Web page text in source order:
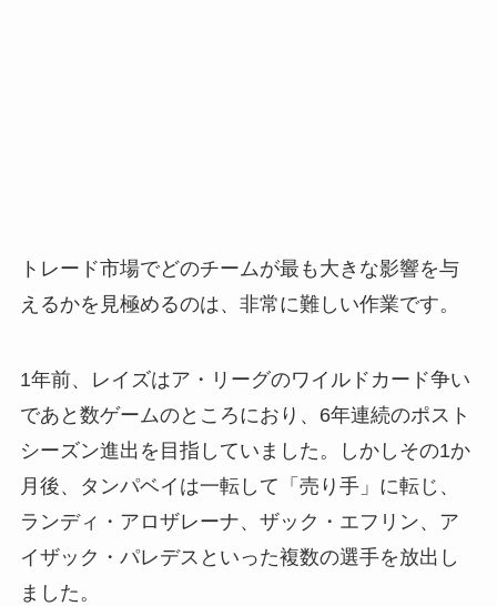
トレード市場でどのチームが最も大きな影響を与
えるかを見極めるのは、非常に難しい作業です。
1年前、レイズはア・リーグのワイルドカード争い
であと数ゲームのところにおり、6年連続のポスト
シーズン進出を目指していました。しかしその1か
月後、タンパベイは一転して「売り手」に転じ、
ランディ・アロザレーナ、ザック・エフリン、ア
イザック・パレデスといった複数の選手を放出し
ました。